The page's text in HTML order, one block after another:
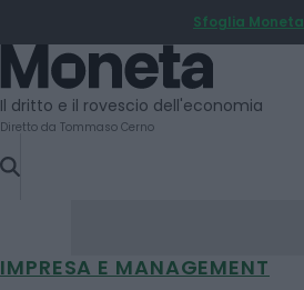
TO
CONTENT
Sfoglia Moneta
Moneta
Il dritto e il rovescio dell'economia
Diretto da Tommaso Cerno
IMPRESA E MANAGEMENT